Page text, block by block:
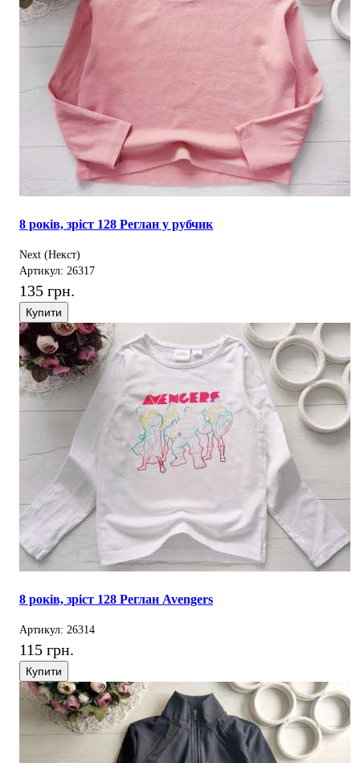
8 років, зріст 128 Реглан у рубчик
Next (Некст)
Артикул: 26317
135 грн.
Купити
8 років, зріст 128 Реглан Avengers
Артикул: 26314
115 грн.
Купити